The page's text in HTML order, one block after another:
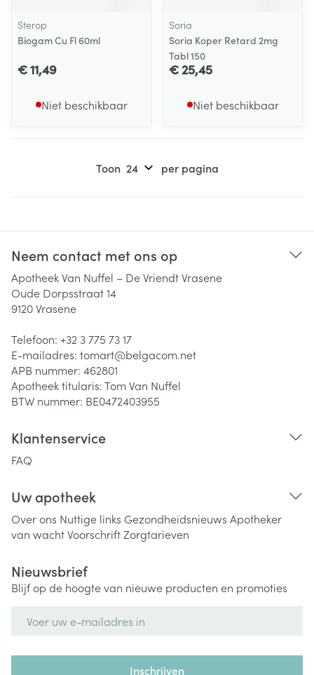
Sterop
Biogam Cu Fl 60ml
€ 11,49
Niet beschikbaar
Soria
Soria Koper Retard 2mg
Tabl 150
€ 25,45
Niet beschikbaar
Toon per pagina
Neem contact met ons op
Apotheek Van Nuffel – De Vriendt Vrasene
Oude Dorpsstraat 14
9120Vrasene
Telefoon: +32 3 775 73 17
E-mailadres: tomart@belgacom.net
APB nummer: 462801
Apotheek titularis:Tom Van Nuffel
BTW nummer: BE0472403955
Klantenservice
FAQ
Uw apotheek
Over ons Nuttige links Gezondheidsnieuws Apotheker
van wachtVoorschriftZorgtarieven
Nieuwsbrief
Blijf op de hoogte van nieuwe producten en promoties
Inschrijven